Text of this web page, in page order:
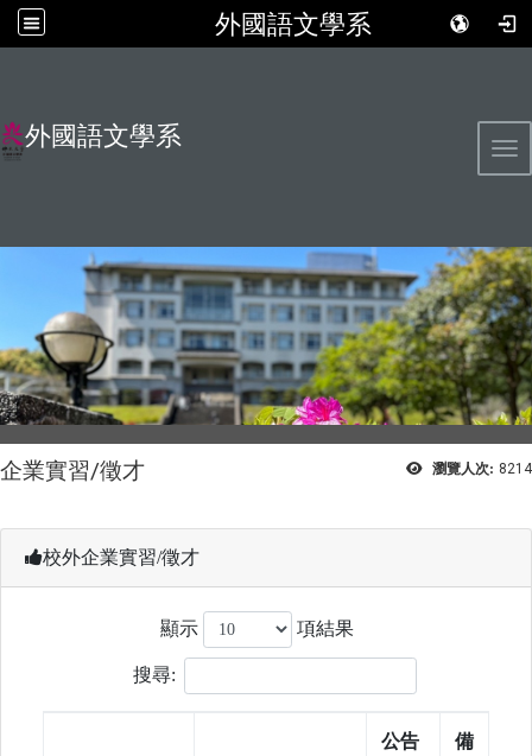
外國語文學系
外國語文學系
瀏覽人次: 8214
企業實習/徵才